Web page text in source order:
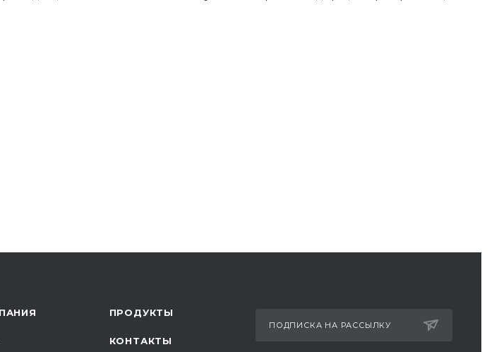
ПРОДУКТЫ
КОНТАКТЫ
ПОДПИСКА НА РАССЫЛКУ